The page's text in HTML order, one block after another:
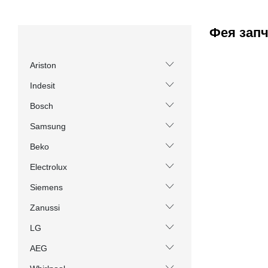
Ariston
Indesit
Bosch
Samsung
Beko
Electrolux
Siemens
Zanussi
LG
AEG
Фея